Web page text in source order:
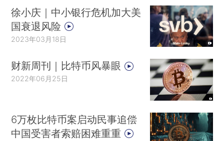
徐小庆｜中小银行危机加大美
国衰退风险
2023年03月18日
财新周刊｜比特币风暴眼
2022年06月25日
6万枚比特币案启动民事追偿
中国受害者索赔困难重重